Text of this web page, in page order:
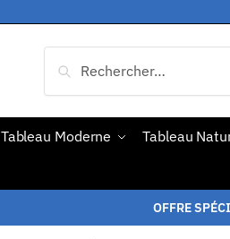
Tableau Moderne Tableau
OFFRE